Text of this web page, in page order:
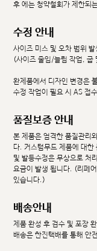
후 에는 청약철회가 제한되
수정 안내
사이즈 미스 및 오차 범위
(사이즈 줄임/늘림 작업, 굽
완제품에서 디자인 변경은
수정 작업이 필요 시 AS 접
품질보증 안내
본 제품은 엄격한 품질관리
다. 커스텀무드 제품에 대
및 발등수정은 무상으로 처
요금이 발생 됩니다. (리페
있습니다.)
배송안내
제품 완성 후 검수 및 포장
배송은 한진택배를 통해 안